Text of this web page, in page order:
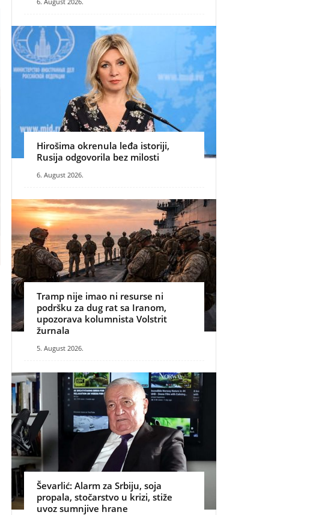
Hirošima okrenula leđa istoriji,
Rusija odgovorila bez milosti
6. August 2026.
Tramp nije imao ni resurse ni
podršku za dug rat sa Iranom,
upozorava kolumnista Volstrit
žurnala
5. August 2026.
Ševarlić: Alarm za Srbiju, soja
propala, stočarstvo u krizi, stiže
uvoz sumnjive hrane